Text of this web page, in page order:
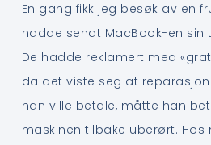
En gang fikk jeg besøk av en
hadde sendt MacBook-en sin
De hadde reklamert med
da det viste seg at
han ville betale, måtte han
maskinen tilbake uberørt.